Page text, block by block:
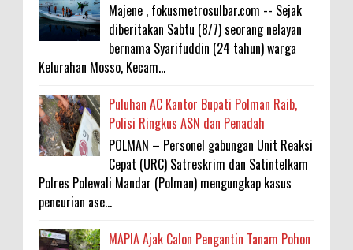
Majene , fokusmetrosulbar.com -- Sejak
diberitakan Sabtu (8/7) seorang nelayan
bernama Syarifuddin (24 tahun) warga
Kelurahan Mosso, Kecam...
Puluhan AC Kantor Bupati Polman Raib,
Polisi Ringkus ASN dan Penadah
POLMAN – Personel gabungan Unit Reaksi
Cepat (URC) Satreskrim dan Satintelkam
Polres Polewali Mandar (Polman) mengungkap kasus
pencurian ase...
MAPIA Ajak Calon Pengantin Tanam Pohon